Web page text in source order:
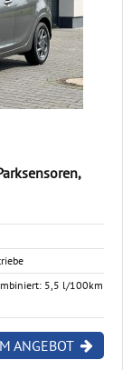
5,5 l/100km
ANGEBOT